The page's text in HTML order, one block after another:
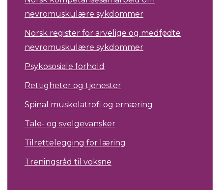
nevromuskulære sykdommer
Norsk register for arvelige og medfødte
nevromuskulære sykdommer
Psykososiale forhold
Rettigheter og tjenester
Spinal muskelatrofi og ernæring
Tale- og svelgevansker
Tilrettelegging for læring
Treningsråd til voksne